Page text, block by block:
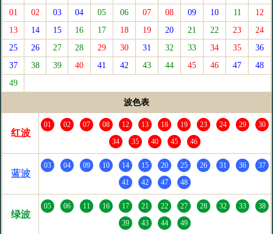
01
02 03 04 05 06 07 08 09 10 11
12
13
14 15 16 17 18 19 20 21 22 23
24
25
26 27 28 29 30 31 32 33 34 35
36
37
38 39 40 41 42 43 44 45 46 47
48
49
波色表
红波
01 02 07 08 12 13 18 19 23 24 29
30
34
35 40 45 46
蓝波
03 04 09 10 14 15 20 25 26 31 36
37
41
42 47 48
绿波
05 06 11 16 17 21 22 27 28 32 33
38
39
43 44 49